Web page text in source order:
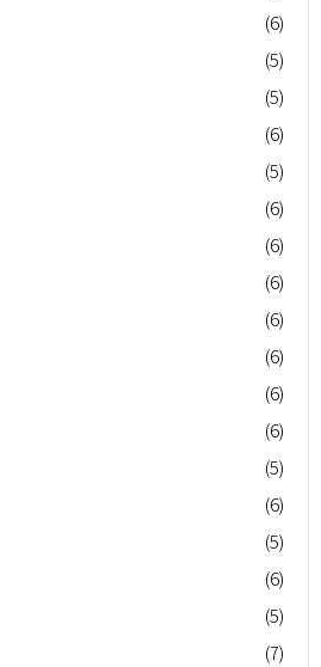
(6)
(5)
(5)
(6)
(5)
(6)
(6)
(6)
(6)
(6)
(6)
(6)
(5)
(6)
(5)
(6)
(5)
(7)